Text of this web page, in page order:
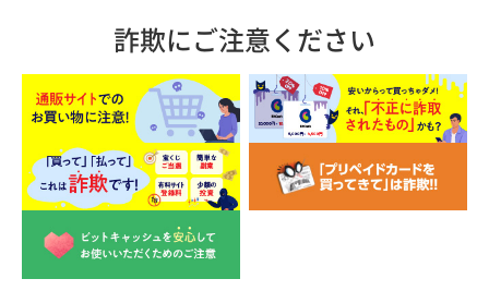
詐欺にご注意ください